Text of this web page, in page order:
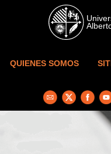
Skip to main content
QUIENES SOMOS